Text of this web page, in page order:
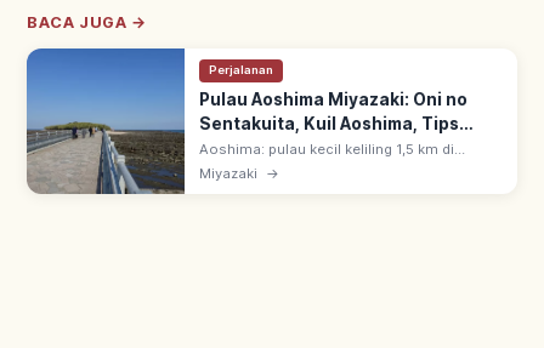
BACA JUGA →
Perjalanan
Pulau Aoshima Miyazaki: Oni no
Sentakuita, Kuil Aoshima, Tips
Berkunjung
Aoshima: pulau kecil keliling 1,5 km di
Miyazaki, dicapai jalan kaki via jembatan.
Dikelilingi batuan Oni no Sentakuita; Kuil
Miyazaki →